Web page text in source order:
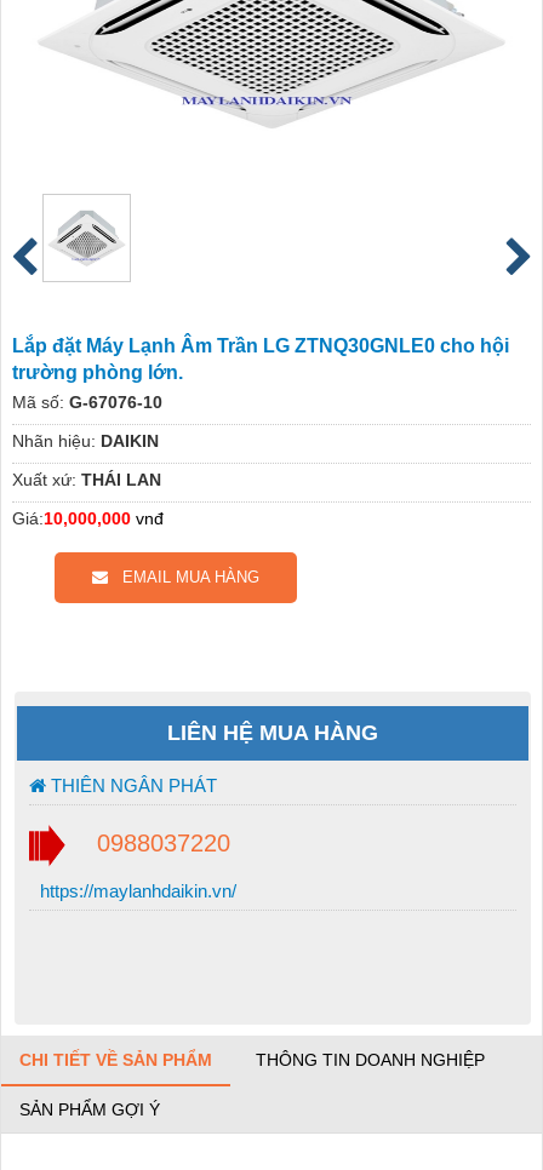
Lắp đặt Máy Lạnh Âm Trần LG ZTNQ30GNLE0 cho hội
trường phòng lớn.
Mã số: G-67076-10
Nhãn hiệu: DAIKIN
Xuất xứ: THÁI LAN
Giá:10,000,000 vnđ
EMAIL MUA HÀNG
LIÊN HỆ MUA HÀNG
THIÊN NGÂN PHÁT
0988037220
https://maylanhdaikin.vn/
CHI TIẾT VỀ SẢN PHẨM THÔNG TIN DOANH NGHIỆP
SẢN PHẨM GỢI Ý